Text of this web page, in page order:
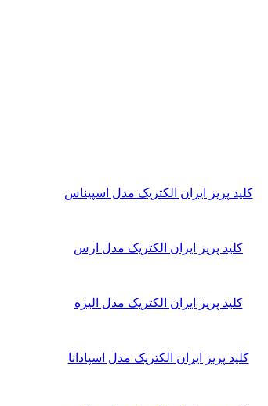
کلید پریز ایران الکتریک مدل اسپیناس
کلید پریز ایران الکتریک مدل ارس
کلید پریز ایران الکتریک مدل الیزه
کلید پریز ایران الکتریک مدل اسپادانا